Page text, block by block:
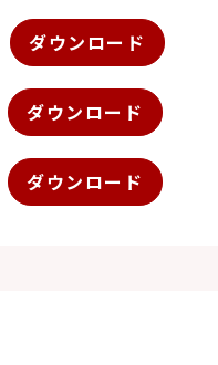
ダウンロード
ダウンロード
ダウンロード